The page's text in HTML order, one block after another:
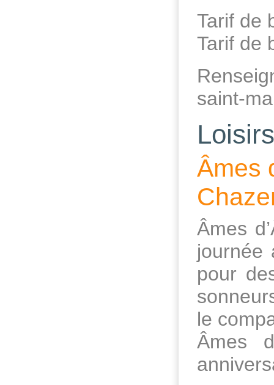
Tarif de
Tarif de
saint-
Âmes
Âmes
journée
pour
le
Âmes